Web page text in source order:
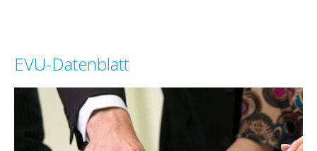
EVU-Datenblatt